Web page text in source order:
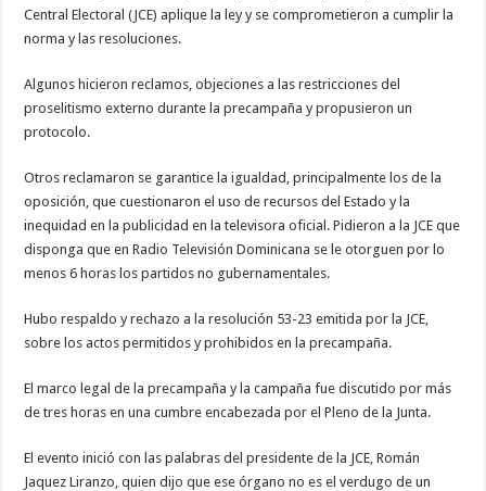
Central Electoral (JCE) aplique la ley y se comprometieron a cumplir la
norma y las resoluciones.
Algunos hicieron reclamos, objeciones a las restricciones del
proselitismo externo durante la precampaña y propusieron un
protocolo.
Otros reclamaron se garantice la igualdad, principalmente los de la
oposición, que cuestionaron el uso de recursos del Estado y la
inequidad en la publicidad en la televisora oficial. Pidieron a la JCE que
disponga que en Radio Televisión Dominicana se le otorguen por lo
menos 6 horas los partidos no gubernamentales.
Hubo respaldo y rechazo a la resolución 53-23 emitida por la JCE,
sobre los actos permitidos y prohibidos en la precampaña.
El marco legal de la precampaña y la campaña fue discutido por más
de tres horas en una cumbre encabezada por el Pleno de la Junta.
El evento inició con las palabras del presidente de la JCE, Román
Jaquez Liranzo, quien dijo que ese órgano no es el verdugo de un